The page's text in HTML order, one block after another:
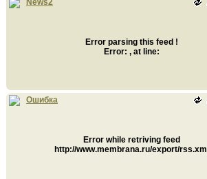
News2
Error parsing this feed !
Error: , at line:
Ошибка
Error while retriving feed
http://www.membrana.ru/export/rss.xml